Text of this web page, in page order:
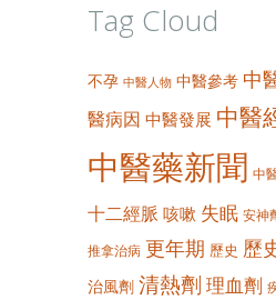
Tag Cloud
不孕 中醫人物 中醫參考 中
醫病因 中醫發展 中醫
中醫藥新聞 中
十二經脈 咳嗽 失眠 安神
推拿治病 更年期 歷史 歷
治風劑 清熱劑 理血劑